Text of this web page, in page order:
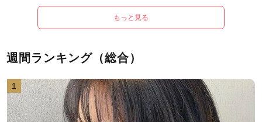
もっと見る
週間ランキング（総合）
1